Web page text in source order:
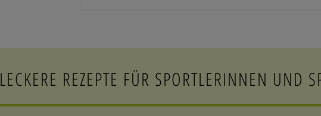
LECKERE REZEPTE FÜR SPORTLERINNEN UND